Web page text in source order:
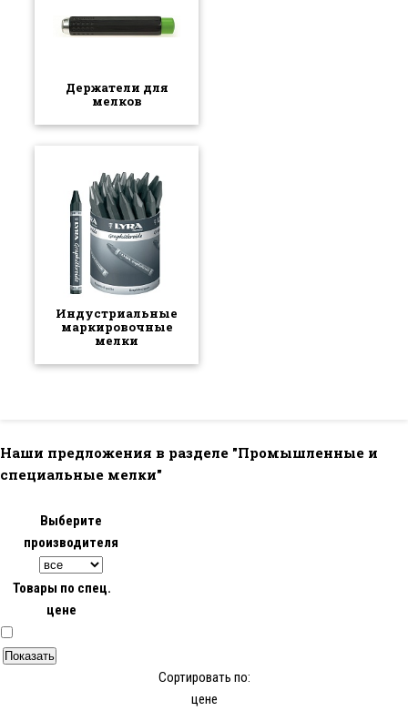
Держатели для
мелков
Индустриальные
маркировочные
мелки
Наши предложения в разделе "Промышленные и
специальные мелки"
Выберите
производителя
Товары по спец.
цене
Сортировать по:
цене